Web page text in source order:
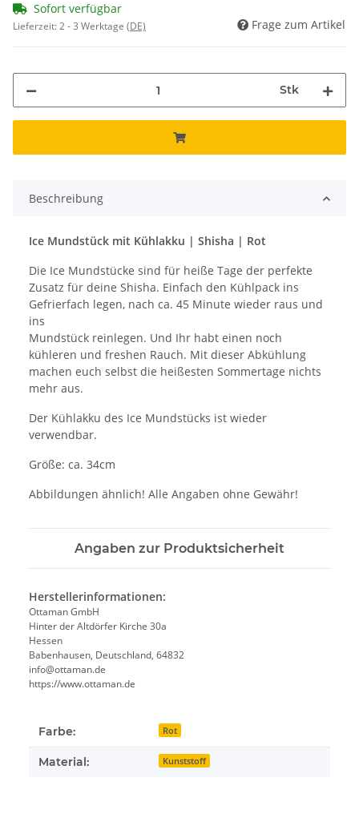
Sofort verfügbar
Lieferzeit:2 - 3 Werktage (DE) Frage zum Artikel
Stk
Beschreibung
Ice Mundstück mit Kühlakku | Shisha | Rot
Die Ice Mundstücke sind für heiße Tage der perfekte
Zusatz für deine Shisha. Einfach den Kühlpack ins
Gefrierfach legen, nach ca. 45 Minute wieder raus und
ins
Mundstück reinlegen. Und Ihr habt einen noch
kühleren und freshen Rauch. Mit dieser Abkühlung
machen euch selbst die heißesten Sommertage nichts
mehr aus.
Der Kühlakku des Ice Mundstücks ist wieder
verwendbar.
Größe: ca. 34cm
Abbildungen ähnlich! Alle Angaben ohne Gewähr!
Angaben zur Produktsicherheit
Herstellerinformationen:
Ottaman GmbH
Hinter der Altdörfer Kirche 30a
Hessen
Babenhausen, Deutschland, 64832
info@ottaman.de
https://www.ottaman.de
Farbe: Rot
Material: Kunststoff